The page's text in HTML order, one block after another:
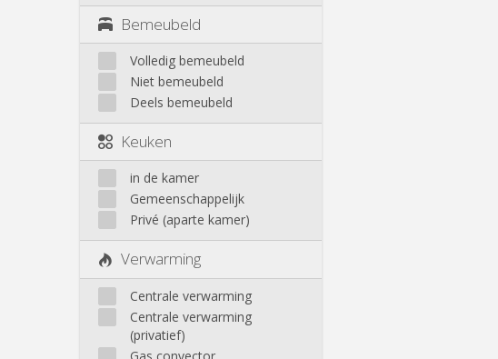
Bemeubeld
Volledig bemeubeld
Niet bemeubeld
Deels bemeubeld
Keuken
in de kamer
Gemeenschappelijk
Privé (aparte kamer)
Verwarming
Centrale verwarming
Centrale verwarming
(privatief)